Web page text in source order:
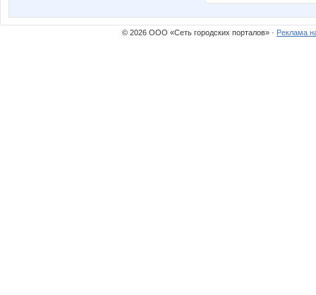
© 2026 ООО «Сеть городских порталов» · Реклама